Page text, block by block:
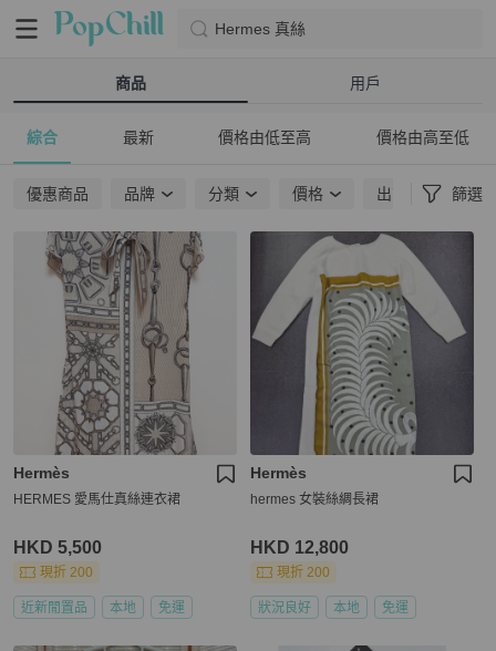
Hermes 真絲
商品 用戶
綜合 最新 價格由低至高 價格由高至低
優惠商品 品牌 分類 價格 出貨地點 篩選
Hermès
HERMES 愛馬仕真絲連衣裙
HKD 5,500
現折 200
近新閒置品 本地 免運
Hermès
hermes 女裝絲綢長裙
HKD 12,800
現折 200
狀況良好 本地 免運